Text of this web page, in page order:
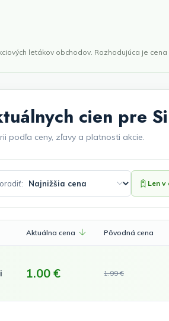
letákov obchodov. Rozhodujúca je
cien pre
podľa ceny, zľavy a platnosti akcie.
Len v
Aktuálna cena Pôvodná cena
1.00 € 1.99 €